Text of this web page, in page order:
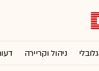
גלובלי ניהול וקריירה